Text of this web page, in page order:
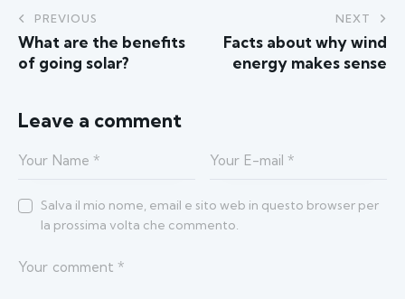
PREVIOUS
What are the benefits
of going solar?
NEXT
Facts about why wind
energy makes sense
Leave a comment
Salva il mio nome, email e sito web in questo browser per
la prossima volta che commento.